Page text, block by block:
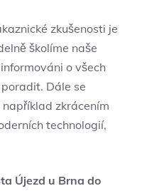
zkušenosti je
školíme naše
o všech
Dále se
zkrácením
technologií,
Újezd u Brna do